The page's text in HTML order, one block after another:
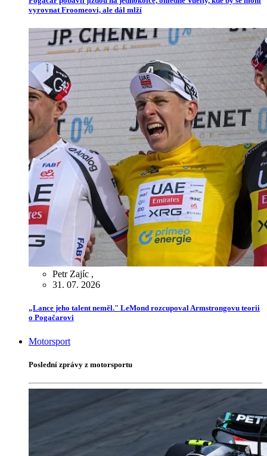
vyrovnat Froomeovi, ale dál mlží
Petr Zajíc ,
31. 07. 2026
„Lance jeho talent neměl." LeMond rozcupoval Armstrongovu teorii
o Pogačarovi
Motorsport
Poslední zprávy z motorsportu